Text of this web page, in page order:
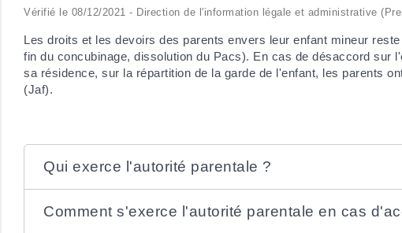
Vérifié le 08/12/2021 - Direction de l'information légale et administrative
Les droits et les devoirs des parents envers leur enfant mineur
fin du concubinage, dissolution du Pacs). En cas de désaccord sur
sa résidence, sur la répartition de la garde de l'enfant, les parents
(Jaf).
Qui exerce l'autorité parentale ?
Comment s'exerce l'autorité parentale en cas